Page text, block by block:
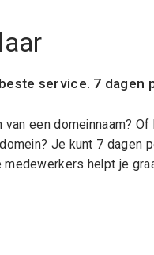
service. 7 dagen
een domeinnaam? Of
Je kunt 7 dagen
helpt je